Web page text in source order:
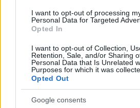
I want to opt-out of processing
Personal Data for Targeted
Opted In
I want to opt-out of Collection,
Retention, Sale, and/or Sharing
Personal Data that Is Unrelated
Purposes for which it was
Opted Out
Google consents
«Σε όποιες κατηγορίες
πρώτες ύλες ή οι παράγοντες
επειδή εμείς θα ελέγχουμε το
που πρέπει να είναι
βλέπουμε τις τιμές στο ράφι